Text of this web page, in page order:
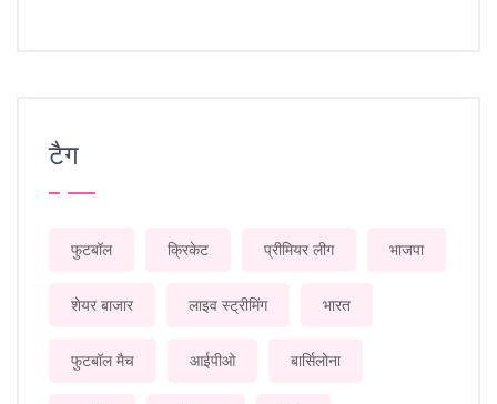
टैग
फुटबॉल क्रिकेट प्रीमियर लीग भाजपा
शेयर बाजार लाइव स्ट्रीमिंग भारत
फुटबॉल मैच आईपीओ बार्सिलोना